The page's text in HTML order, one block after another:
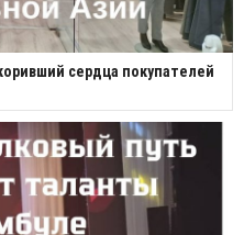
сердца покупателей